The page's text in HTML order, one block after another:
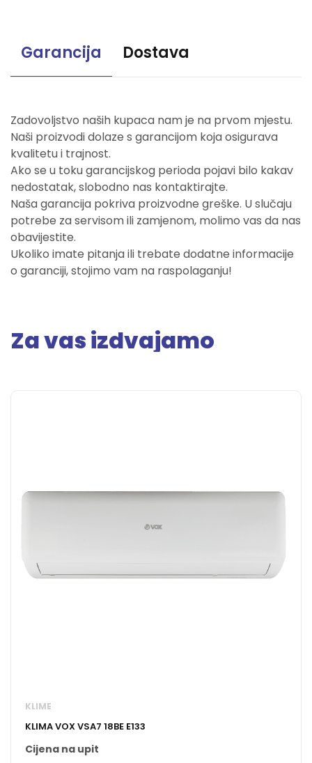
Garancija Dostava
Zadovoljstvo naših kupaca nam je na prvom mjestu.
Naši proizvodi dolaze s garancijom koja osigurava
kvalitetu i trajnost.
Ako se u toku garancijskog perioda pojavi bilo kakav
nedostatak, slobodno nas kontaktirajte.
Naša garancija pokriva proizvodne greške. U slučaju
potrebe za servisom ili zamjenom, molimo vas da nas
obavijestite.
Ukoliko imate pitanja ili trebate dodatne informacije
o garanciji, stojimo vam na raspolaganju!
Za vas izdvajamo
KLIME
KLIMA VOX VSA7 18BE E133
Cijena na upit